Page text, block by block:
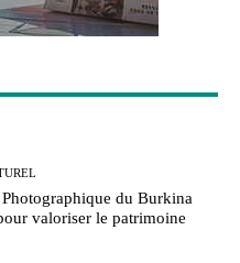
Photographique du Burkina
valoriser le patrimoine